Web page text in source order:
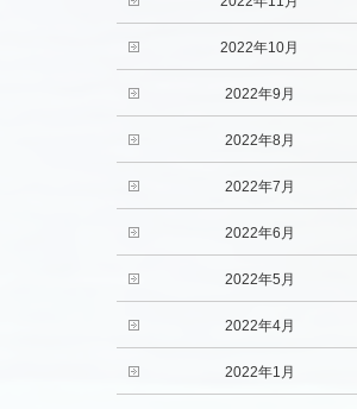
2022年10月
2022年9月
2022年8月
2022年7月
2022年6月
2022年5月
2022年4月
2022年1月